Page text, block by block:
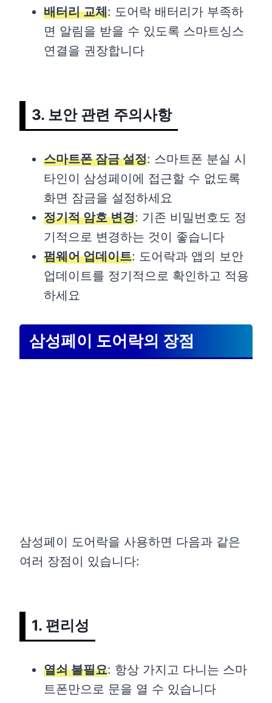
배터리 교체: 도어락 배터리가 부족하
면 알림을 받을 수 있도록 스마트싱스
연결을 권장합니다
3. 보안 관련 주의사항
스마트폰 잠금 설정: 스마트폰 분실 시
타인이 삼성페이에 접근할 수 없도록
화면 잠금을 설정하세요
정기적 암호 변경: 기존 비밀번호도 정
기적으로 변경하는 것이 좋습니다
펌웨어 업데이트: 도어락과 앱의 보안
업데이트를 정기적으로 확인하고 적용
하세요
삼성페이 도어락의 장점
삼성페이 도어락을 사용하면 다음과 같은
여러 장점이 있습니다:
1. 편리성
열쇠 불필요: 항상 가지고 다니는 스마
트폰만으로 문을 열 수 있습니다